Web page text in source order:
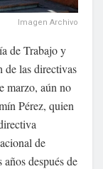
Imagen Archivo
de Trabajo y
de las directivas
marzo, aún no
Pérez, quien
de
después de